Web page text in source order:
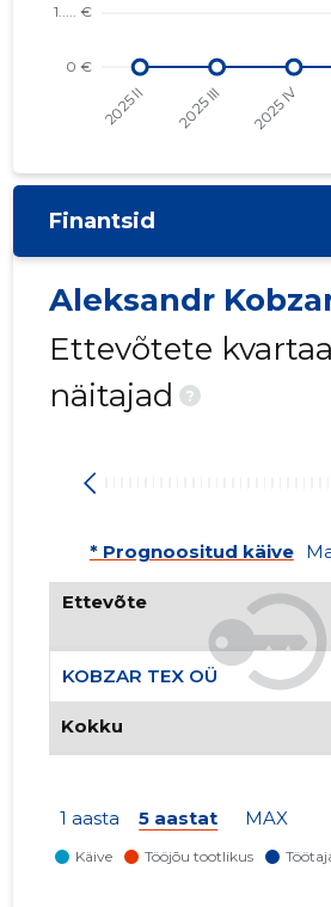
Finantsid
Aleksandr
Ettevõtete
näitajad
?
* Prognoositud käive
Ettevõte
KOBZAR TEX OÜ
Kokku
1 aasta 5 aastat MAX